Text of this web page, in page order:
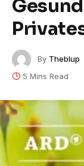
By Theblup
5 Mins Read